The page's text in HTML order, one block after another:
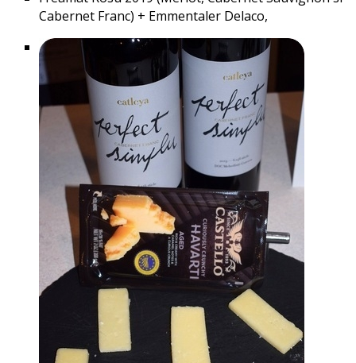
Cabernet Franc) + Emmentaler Delaco,